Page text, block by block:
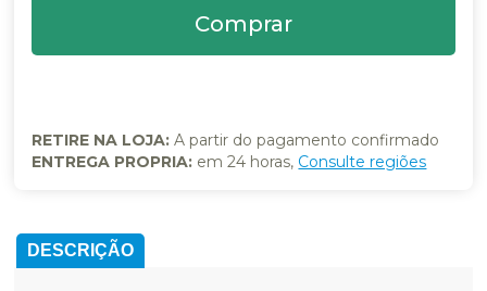
RETIRE NA LOJA: A partir do pagamento confirmado
ENTREGA PROPRIA: em 24 horas, Consulte regiões
DESCRIÇÃO